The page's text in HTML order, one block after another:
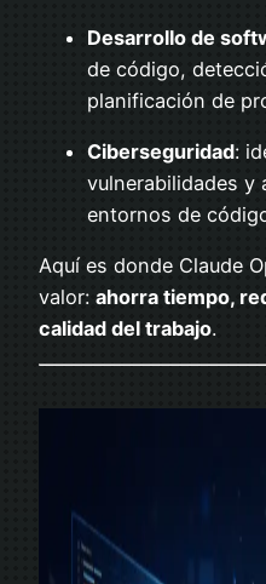
Desarrollo de
de código,
planificación de
Ciberseguridad:
vulnerabilidades y
entornos de
Aquí es donde Claude
valor: ahorra tiempo,
calidad del trabajo.